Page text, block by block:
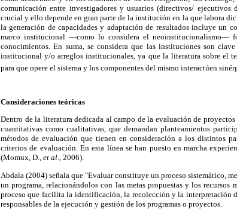
comunicación entre investigadores y usuarios (directivos/
crucial y ello depende en gran parte de la institución en la que labora
la generación de capacidades y adaptación de resultados incluye un
marco institucional —como lo considera el neoinstitucionalismo—
conocimientos. En suma, se considera que las instituciones son
institucional y/o arreglos institucionales, ya que la literatura sobre el
para que opere el sistema y los componentes del mismo interactúen
Consideraciones teóricas
Dentro de la literatura dedicada al campo de la evaluación de
cuantitativas como cualitativas, que demandan planteamientos
métodos de evaluación que tienen en consideración a los distintos
criterios de evaluación. En esta línea se han puesto en marcha
(Momux, D., et al., 2006).
Abdala (2004) señala que "Evaluar constituye un proceso sistemático,
un programa, relacionándolos con las metas propuestas y los
proceso que facilita la identificación, la recolección y la interpretación
responsables de la ejecución y gestión de los programas o proyectos.